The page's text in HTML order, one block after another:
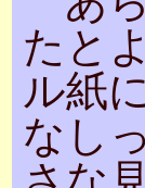
たと
ル紙
なし